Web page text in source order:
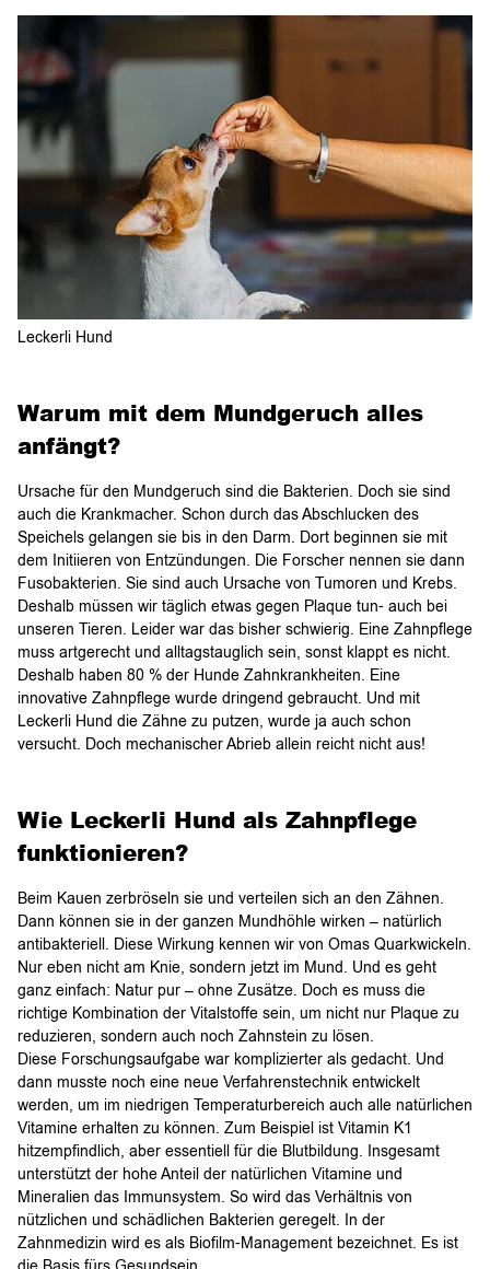
Leckerli Hund
Warum mit dem Mundgeruch alles
anfängt?
Ursache für den Mundgeruch sind die Bakterien. Doch sie sind
auch die Krankmacher. Schon durch das Abschlucken des
Speichels gelangen sie bis in den Darm. Dort beginnen sie mit
dem Initiieren von Entzündungen. Die Forscher nennen sie dann
Fusobakterien. Sie sind auch Ursache von Tumoren und Krebs.
Deshalb müssen wir täglich etwas gegen Plaque tun- auch bei
unseren Tieren. Leider war das bisher schwierig. Eine Zahnpflege
muss artgerecht und alltagstauglich sein, sonst klappt es nicht.
Deshalb haben 80 % der Hunde Zahnkrankheiten. Eine
innovative Zahnpflege wurde dringend gebraucht. Und mit
Leckerli Hund die Zähne zu putzen, wurde ja auch schon
versucht. Doch mechanischer Abrieb allein reicht nicht aus!
Wie Leckerli Hund als Zahnpflege
funktionieren?
Beim Kauen zerbröseln sie und verteilen sich an den Zähnen.
Dann können sie in der ganzen Mundhöhle wirken – natürlich
antibakteriell. Diese Wirkung kennen wir von Omas Quarkwickeln.
Nur eben nicht am Knie, sondern jetzt im Mund. Und es geht
ganz einfach: Natur pur – ohne Zusätze. Doch es muss die
richtige Kombination der Vitalstoffe sein, um nicht nur Plaque zu
reduzieren, sondern auch noch Zahnstein zu lösen.
Diese Forschungsaufgabe war komplizierter als gedacht. Und
dann musste noch eine neue Verfahrenstechnik entwickelt
werden, um im niedrigen Temperaturbereich auch alle natürlichen
Vitamine erhalten zu können. Zum Beispiel ist Vitamin K1
hitzempfindlich, aber essentiell für die Blutbildung. Insgesamt
unterstützt der hohe Anteil der natürlichen Vitamine und
Mineralien das Immunsystem. So wird das Verhältnis von
nützlichen und schädlichen Bakterien geregelt. In der
Zahnmedizin wird es als Biofilm-Management bezeichnet. Es ist